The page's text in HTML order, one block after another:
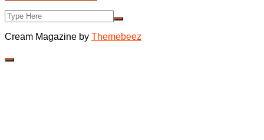
Cream Magazine by Themebeez